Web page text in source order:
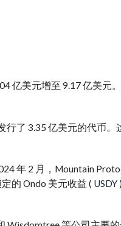
亿美元增至 9.17 亿美元。
了 3.35 亿美元的代币。
年 2 月，Mountain
的 Ondo 美元收益 ( USDY